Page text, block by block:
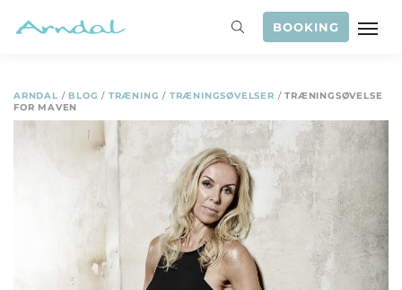
BOOKING
ARNDAL / BLOG / TRÆNING / TRÆNINGSØVELSER /TRÆNINGSØVELSE
FOR MAVEN